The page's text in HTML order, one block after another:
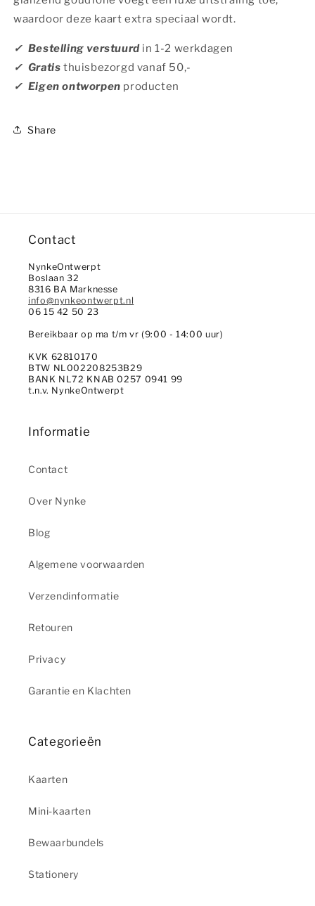
waardoor deze kaart extra speciaal wordt.
✓ Bestelling verstuurd in 1-2 werkdagen
✓ Gratis thuisbezorgd vanaf 50,-
✓ Eigen ontworpen producten
Share
Contact
NynkeOntwerpt
Boslaan 32
8316 BA Marknesse
info@nynkeontwerpt.nl
06 15 42 50 23
Bereikbaar op ma t/m vr (9:00 - 14:00 uur)
KVK 62810170
BTW NL002208253B29
BANK NL72 KNAB 0257 0941 99
t.n.v. NynkeOntwerpt
Informatie
Contact
Over Nynke
Blog
Algemene voorwaarden
Verzendinformatie
Retouren
Privacy
Garantie en Klachten
Categorieën
Kaarten
Mini-kaarten
Bewaarbundels
Stationery